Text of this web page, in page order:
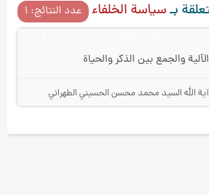
بـسياسة الخلفاء عدد النتائج: ۱
والجمع بين الذكر والحياة
آية الله السيد محمد محسن الحسيني الطهراني